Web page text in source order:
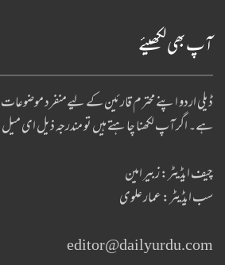
آپ بھی لکھیئے
ڈیلی اردو اپنے محترم قارئین کے لیےمنفرد موضوعات
ہے۔ اگر آپ لکھنا چا ہتے ہیں تو مندرجہ ذیل ای میل
چیف ایڈیٹر: زبیر امین
سب ایڈیٹر: عمار علوی
editor@dailyurdu.com